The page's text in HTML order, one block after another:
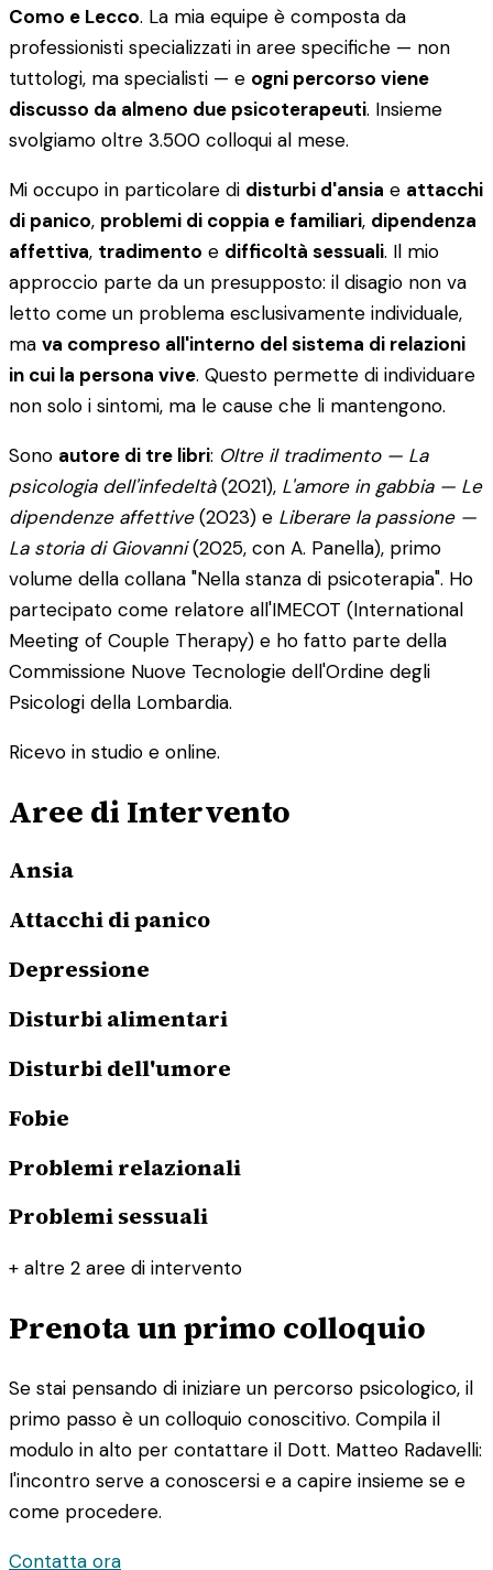
Como e Lecco. La mia equipe è composta da
professionisti specializzati in aree specifiche — non
tuttologi, ma specialisti — e ogni percorso viene
discusso da almeno due psicoterapeuti. Insieme
svolgiamo oltre 3.500 colloqui al mese.
Mi occupo in particolare di disturbi d'ansia e attacchi
di panico, problemi di coppia e familiari, dipendenza
affettiva, tradimento e difficoltà sessuali. Il mio
approccio parte da un presupposto: il disagio non va
letto come un problema esclusivamente individuale,
ma va compreso all'interno del sistema di relazioni
in cui la persona vive. Questo permette di individuare
non solo i sintomi, ma le cause che li mantengono.
Sono autore di tre libri: Oltre il tradimento — La
psicologia dell'infedeltà(2021), L'amore in gabbia — Le
dipendenze affettive(2023) e Liberare la passione —
La storia di Giovanni(2025, con A. Panella), primo
volume della collana "Nella stanza di psicoterapia". Ho
partecipato come relatore all'IMECOT (International
Meeting of Couple Therapy) e ho fatto parte della
Commissione Nuove Tecnologie dell'Ordine degli
Psicologi della Lombardia.
Ricevo in studio e online.
Aree di Intervento
Ansia
Attacchi di panico
Depressione
Disturbi alimentari
Disturbi dell'umore
Fobie
Problemi relazionali
Problemi sessuali
+ altre 2 aree di intervento
Prenota un primo colloquio
Se stai pensando di iniziare un percorso psicologico, il
primo passo è un colloquio conoscitivo. Compila il
modulo in alto per contattare il Dott. Matteo Radavelli:
l'incontro serve a conoscersi e a capire insieme se e
come procedere.
Contatta ora